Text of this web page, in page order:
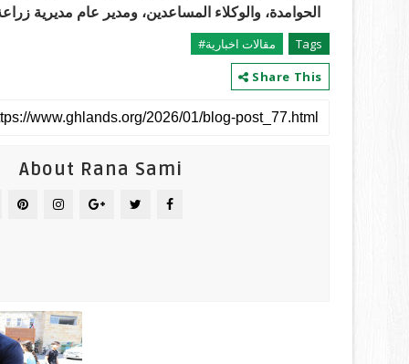
الحوامدة، والوكلاء المساعدين، ومدير عام مديرية
Tags
مقالات اخبارية#
Share This
About Rana Sami